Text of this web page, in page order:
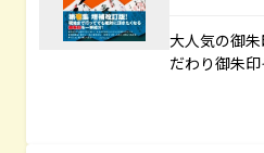
大人気の御
だわり御朱印